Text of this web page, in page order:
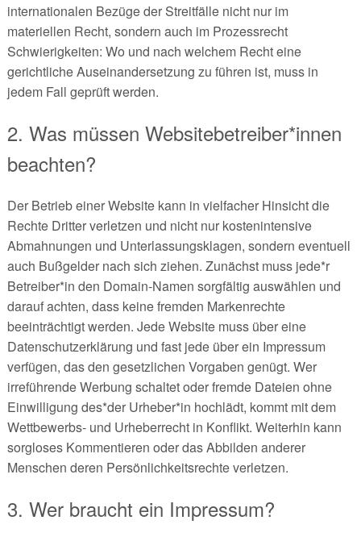
internationalen Bezüge der Streitfälle nicht nur im
materiellen Recht, sondern auch im Prozessrecht
Schwierigkeiten: Wo und nach welchem Recht eine
gerichtliche Auseinandersetzung zu führen ist, muss in
jedem Fall geprüft werden.
2. Was müssen Websitebetreiber*innen
beachten?
Der Betrieb einer Website kann in vielfacher Hinsicht die
Rechte Dritter verletzen und nicht nur kostenintensive
Abmahnungen und Unterlassungsklagen, sondern eventuell
auch Bußgelder nach sich ziehen. Zunächst muss jede*r
Betreiber*in den Domain-Namen sorgfältig auswählen und
darauf achten, dass keine fremden Markenrechte
beeinträchtigt werden. Jede Website muss über eine
Datenschutzerklärung und fast jede über ein Impressum
verfügen, das den gesetzlichen Vorgaben genügt. Wer
irreführende Werbung schaltet oder fremde Dateien ohne
Einwilligung des*der Urheber*in hochlädt, kommt mit dem
Wettbewerbs- und Urheberrecht in Konflikt. Weiterhin kann
sorgloses Kommentieren oder das Abbilden anderer
Menschen deren Persönlichkeitsrechte verletzen.
3. Wer braucht ein Impressum?